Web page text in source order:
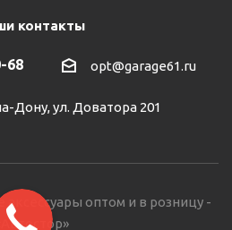
контакты
68 opt@garage61.ru
Дону, ул. Доватора 201
оптом и в розницу -
«Автостор»